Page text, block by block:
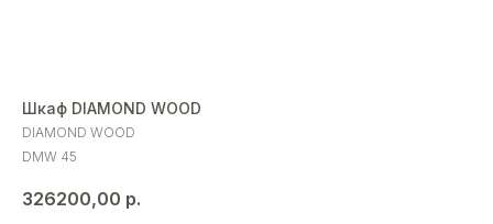
Шкаф DIAMOND WOOD
DIAMOND WOOD
DMW 45
326200,00 р.